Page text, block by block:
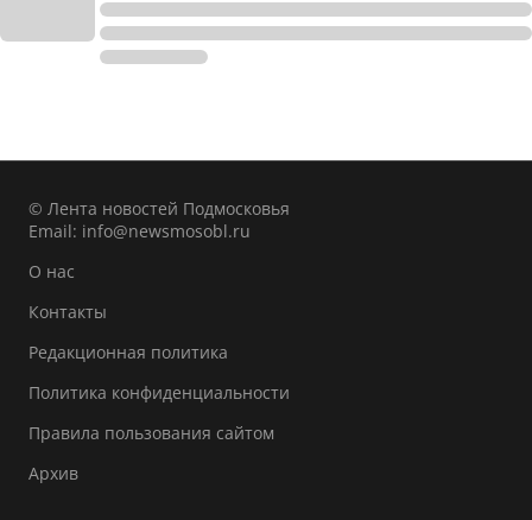
© Лента новостей Подмосковья
Email: info@newsmosobl.ru
О нас
Контакты
Редакционная политика
Политика конфиденциальности
Правила пользования сайтом
Архив